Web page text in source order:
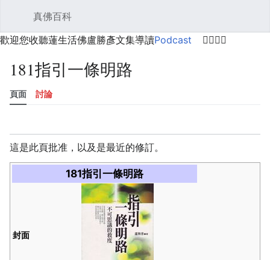
真佛百科
歡迎您收聽蓮生活佛盧勝彥文集導讀Podcast 🙋‍♂️🙋‍♀️
181指引一條明路
頁面 討論
這是此頁批准，以及是最近的修訂。
181指引一條明路
封面